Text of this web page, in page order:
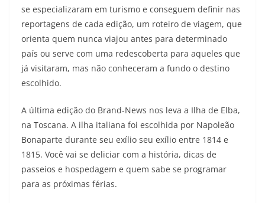
se especializaram em turismo e conseguem definir nas
reportagens de cada edição, um roteiro de viagem, que
orienta quem nunca viajou antes para determinado
país ou serve com uma redescoberta para aqueles que
já visitaram, mas não conheceram a fundo o destino
escolhido.
A última edição do Brand-News nos leva a Ilha de Elba,
na Toscana. A ilha italiana foi escolhida por Napoleão
Bonaparte durante seu exílio seu exílio entre 1814 e
1815. Você vai se deliciar com a história, dicas de
passeios e hospedagem e quem sabe se programar
para as próximas férias.